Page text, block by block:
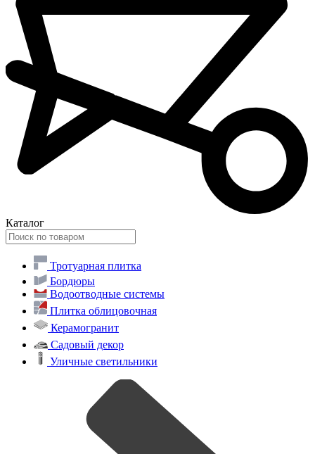
Каталог
Тротуарная плитка
Бордюры
Водоотводные системы
Плитка облицовочная
Керамогранит
Садовый декор
Уличные светильники